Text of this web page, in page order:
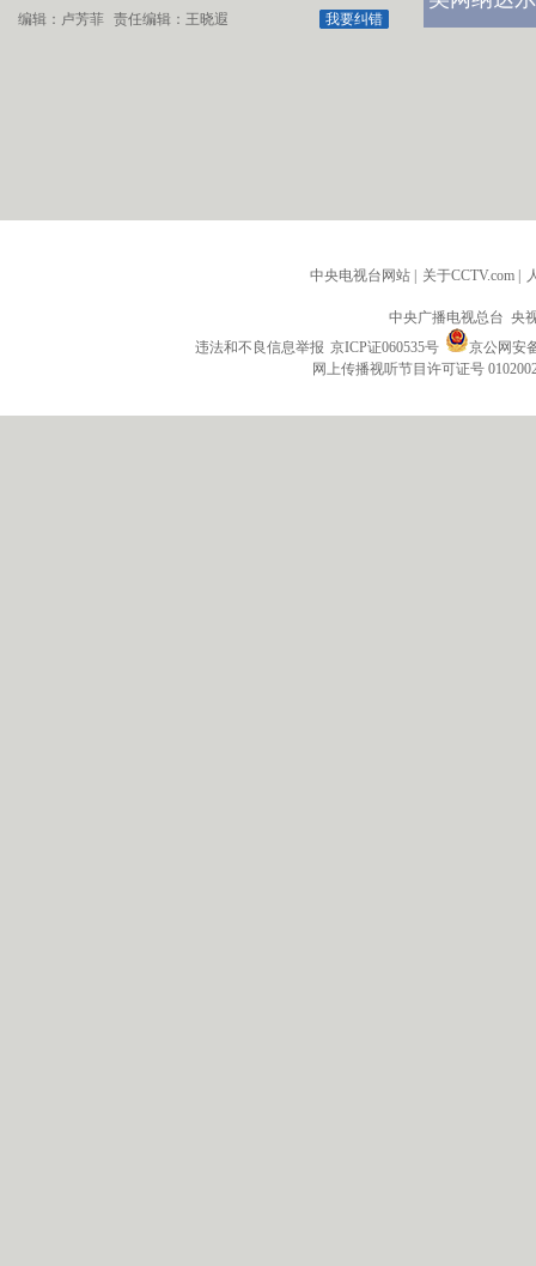
我要纠错
编辑：卢芳菲 责任编辑：王晓遐
中央电视台网站 关于CCTV.com
中央广播电视总台 央
违法和不良信息举报 京ICP证060535号
京公网安
网上传播视听节目许可证号